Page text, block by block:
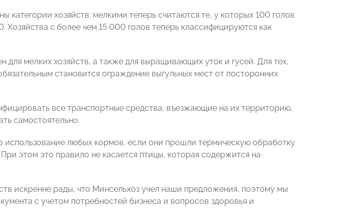
категории хозяйств: мелкими теперь считаются те, у которых 100 голов
с более чем 15 000 голов теперь классифицируются как
для мелких хозяйств, а также для выращивающих уток и гусей. Для тех,
становится ограждение выгульных мест от посторонних
все транспортные средства, въезжающие на их территорию,
самостоятельно.
использование любых кормов, если они прошли термическую обработку
этом это правило не касается птицы, которая содержится на
искренне рады, что Минсельхоз учел наши предложения, поэтому мы
с учетом потребностей бизнеса и вопросов здоровья и